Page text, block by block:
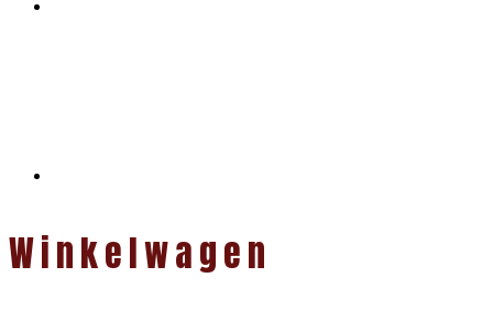
Winkelwagen